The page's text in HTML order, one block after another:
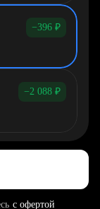
−396 ₽
−2 088 ₽
с офертой